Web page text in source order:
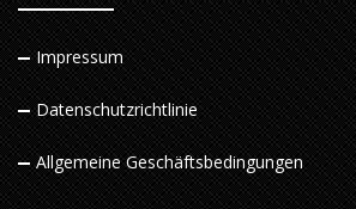
Impressum
Datenschutzrichtlinie
Allgemeine Geschäftsbedingungen